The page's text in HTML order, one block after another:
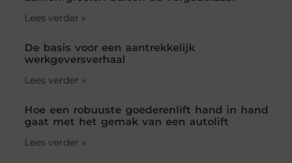
Lees verder »
De basis voor een aantrekkelijk
werkgeversverhaal
Lees verder »
Hoe een robuuste goederenlift hand in hand
gaat met het gemak van een autolift
Lees verder »